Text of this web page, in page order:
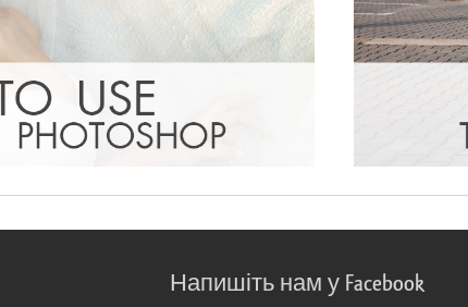
Напишіть нам у Facebook